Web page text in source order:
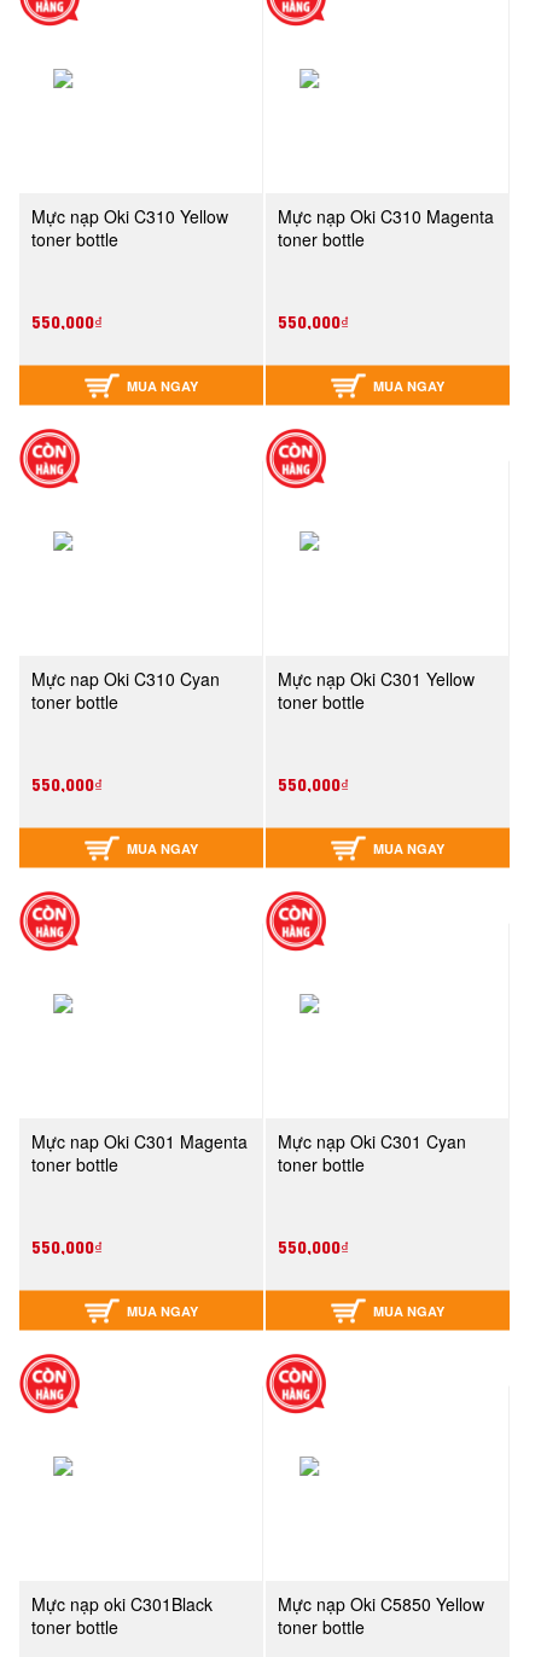
Mực nạp Oki C310 Yellow
toner bottle
550,000₫
MUA NGAY
Mực nạp Oki C310 Magenta
toner bottle
550,000₫
MUA NGAY
Mực nap Oki C310 Cyan
toner bottle
550,000₫
MUA NGAY
Mực nạp Oki C301 Yellow
toner bottle
550,000₫
MUA NGAY
Mực nap Oki C301 Magenta
toner bottle
550,000₫
MUA NGAY
Mực nạp Oki C301 Cyan
toner bottle
550,000₫
MUA NGAY
Mực nạp oki C301Black
toner bottle
Mực nạp Oki C5850 Yellow
toner bottle